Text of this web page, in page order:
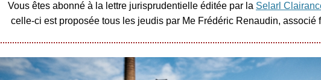
Vous êtes abonné à la lettre jurisprudentielle éditée par la Selarl
celle-ci est proposée tous les jeudis par Me Frédéric Renaudin, associé